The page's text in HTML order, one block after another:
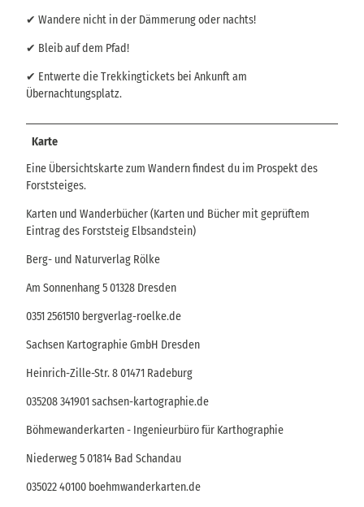
✔ Wandere nicht in der Dämmerung oder nachts!
✔ Bleib auf dem Pfad!
✔ Entwerte die Trekkingtickets bei Ankunft am
Übernachtungsplatz.
Karte
Eine Übersichtskarte zum Wandern findest du im Prospekt des
Forststeiges.
Karten und Wanderbücher (Karten und Bücher mit geprüftem
Eintrag des Forststeig Elbsandstein)
Berg- und Naturverlag Rölke
Am Sonnenhang 5 01328 Dresden
0351 2561510 bergverlag-roelke.de
Sachsen Kartographie GmbH Dresden
Heinrich-Zille-Str. 8 01471 Radeburg
035208 341901 sachsen-kartographie.de
Böhmewanderkarten - Ingenieurbüro für Karthographie
Niederweg 5 01814 Bad Schandau
035022 40100 boehmwanderkarten.de